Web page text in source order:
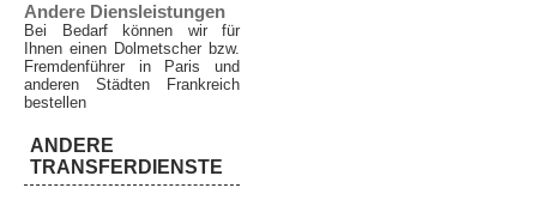
Andere Diensleistungen
Bei Bedarf können wir für
Ihnen einen Dolmetscher bzw.
Fremdenführer in Paris und
anderen Städten Frankreich
bestellen
ANDERE
TRANSFERDIENSTE